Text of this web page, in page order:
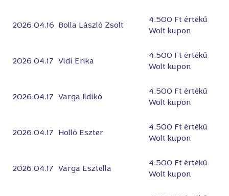
2026.04.16 Bolla László Zsolt
4.500 Ft értékű
Wolt kupon
2026.04.17 Vidi Erika
4.500 Ft értékű
Wolt kupon
2026.04.17 Varga Ildikó
4.500 Ft értékű
Wolt kupon
2026.04.17 Holló Eszter
4.500 Ft értékű
Wolt kupon
2026.04.17 Varga Esztella
4.500 Ft értékű
Wolt kupon